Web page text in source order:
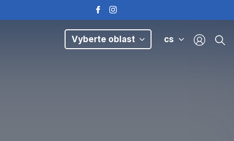
Vyberte oblast cs